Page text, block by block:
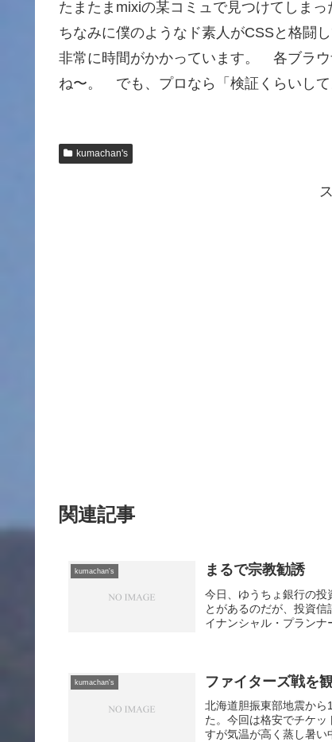
たまたまmixiの某コミュで見つけてしま
ちなみに僕のようなド素人がCSSと格闘
非常に時間がかかっています。 各ブラ
ね〜。 でも、プロなら「検証くらいして
kumachan's
関連記事
kumachan's まるで宗教勧誘
今日、ゆうちょ銀行の
とがあるのだが、投資
イナンシャル・プランナ
kumachan's ファイターズ戦を
北海道胆振東部地震か
た。今回は格安でチケ
すが気温が高く蒸し暑い